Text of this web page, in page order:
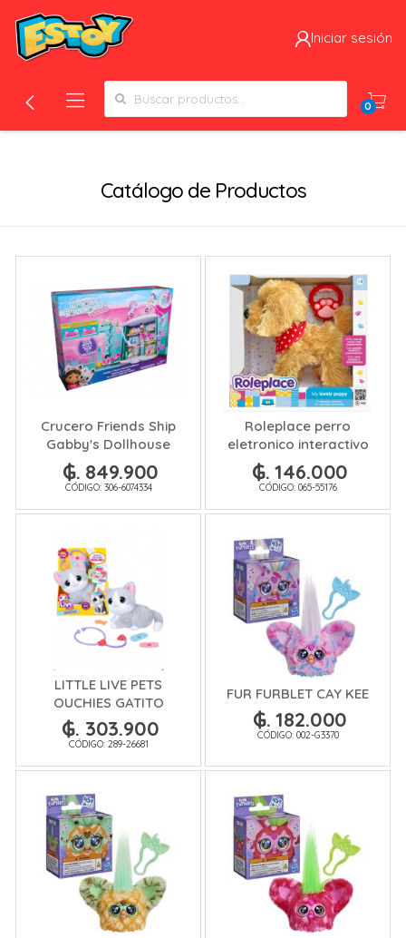
Iniciar sesión
Search for:
0
Catálogo de Productos
Crucero Friends Ship
Gabby's Dollhouse
c/Accesorio
₲. 849.900
CÓDIGO: 306-6074334
Roleplace perro
eletronico interactivo
rosado
₲. 146.000
CÓDIGO: 065-55176
LITTLE LIVE PETS
OUCHIES GATITO
₲. 303.900
CÓDIGO: 289-26681
FUR FURBLET CAY KEE
₲. 182.000
CÓDIGO: 002-G3370